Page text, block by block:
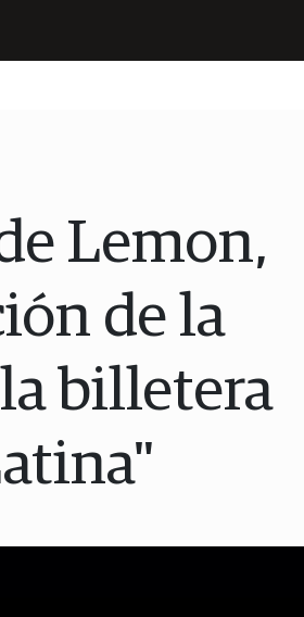
Lemon,
de la
billetera